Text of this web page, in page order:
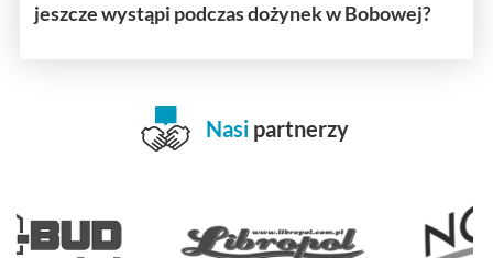
jeszcze wystąpi podczas dożynek w Bobowej?
Nasi partnerzy